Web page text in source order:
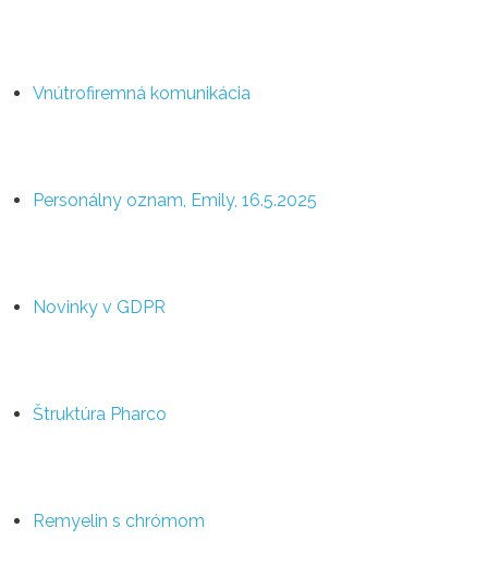
Vnútrofiremná komunikácia
Personálny oznam, Emily, 16.5.2025
Novinky v GDPR
Štruktúra Pharco
Remyelin s chrómom